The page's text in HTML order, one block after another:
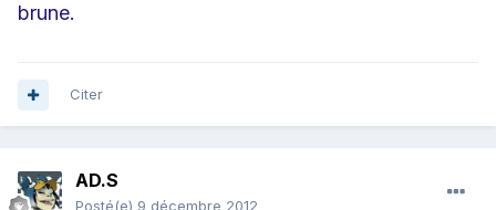
brune.
Citer
AD.S
Posté(e) 9 décembre 2012